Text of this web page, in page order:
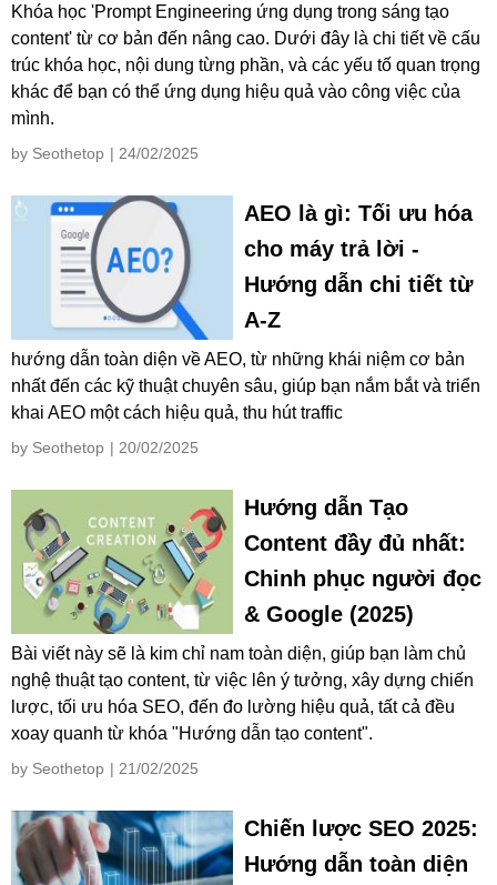
Khóa học 'Prompt Engineering ứng dụng trong sáng tạo
content' từ cơ bản đến nâng cao. Dưới đây là chi tiết về cấu
trúc khóa học, nội dung từng phần, và các yếu tố quan trọng
khác để bạn có thể ứng dụng hiệu quả vào công việc của
mình.
by Seothetop | 24/02/2025
AEO là gì: Tối ưu hóa
cho máy trả lời -
Hướng dẫn chi tiết từ
A-Z
hướng dẫn toàn diện về AEO, từ những khái niệm cơ bản
nhất đến các kỹ thuật chuyên sâu, giúp bạn nắm bắt và triển
khai AEO một cách hiệu quả, thu hút traffic
by Seothetop | 20/02/2025
Hướng dẫn Tạo
Content đầy đủ nhất:
Chinh phục người đọc
& Google (2025)
Bài viết này sẽ là kim chỉ nam toàn diện, giúp bạn làm chủ
nghệ thuật tạo content, từ việc lên ý tưởng, xây dựng chiến
lược, tối ưu hóa SEO, đến đo lường hiệu quả, tất cả đều
xoay quanh từ khóa "Hướng dẫn tạo content".
by Seothetop | 21/02/2025
Chiến lược SEO 2025:
Hướng dẫn toàn diện